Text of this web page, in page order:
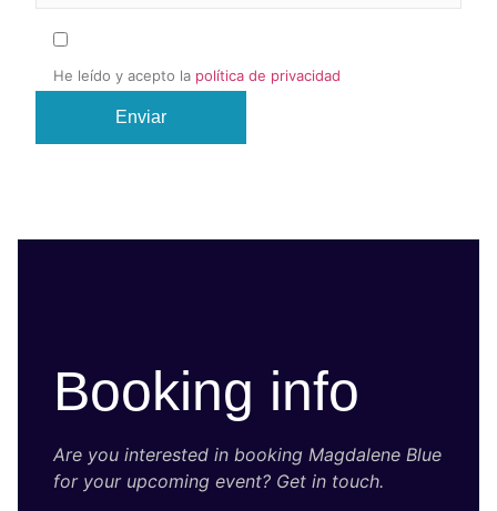
He leído y acepto la política de privacidad
Booking info
Are you interested in booking Magdalene Blue
for your upcoming event? Get in touch.